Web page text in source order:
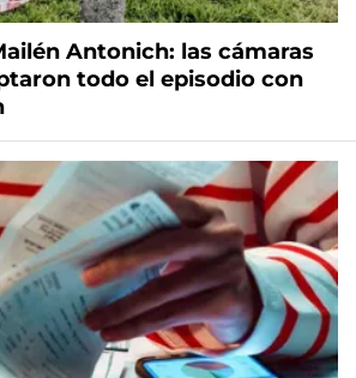
Antonich: las cámaras
todo el episodio con